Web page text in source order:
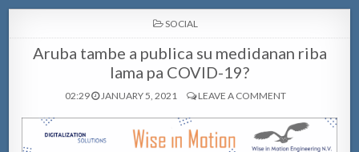
POSTED
SOCIAL
Aruba tambe a publica su medidanan riba
lama pa COVID-19?
02:29 JANUARY 5, 2021 LEAVE A COMMENT